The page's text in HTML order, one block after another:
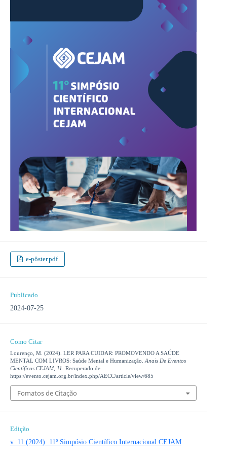
e-pôster.pdf
Publicado
2024-07-25
Como Citar
Lourenço, M. (2024). LER PARA CUIDAR: PROMOVENDO A SAÚDE
MENTAL COM LIVROS: Saúde Mental e Humanização. Anais De Eventos
Científicos CEJAM, 11
. Recuperado de
https://evento.cejam.org.br/index.php/AECC/article/view/685
Fomatos de Citação
Edição
v. 11 (2024): 11º Simpósio Científico Internacional CEJAM